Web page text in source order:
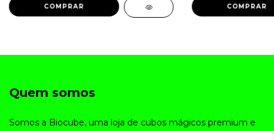
Quem somos
Somos a Biocube, uma loja de cubos mágicos premium e